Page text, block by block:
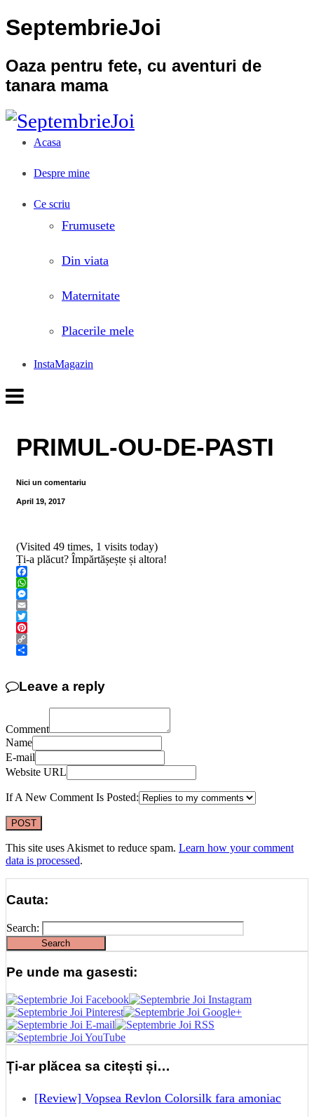
SeptembrieJoi
Oaza pentru fete, cu aventuri de
tanara mama
Acasa
Despre mine
Ce scriu
Frumusete
Din viata
Maternitate
Placerile mele
InstaMagazin
PRIMUL-OU-DE-PASTI
Nici un comentariu
April 19, 2017
(Visited 49 times, 1 visits today)
Ți-a plăcut? Împărtășește și altora!
Facebook
WhatsApp
Messenger
Email
Twitter
Pinterest
Copy
Leave a reply
Comment
Name
E-mail
Website URL
If A New Comment Is Posted:
This site uses Akismet to reduce spam. Learn how your comment
data is processed.
Cauta:
Search:
Pe unde ma gasesti:
Ți-ar plăcea sa citești și…
[Review] Vopsea Revlon Colorsilk fara amoniac